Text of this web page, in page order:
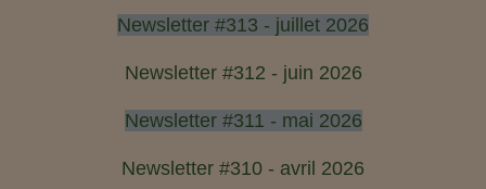
Newsletter #313 - juillet 2026
Newsletter #312 - juin 2026
Newsletter #311 - mai 2026
Newsletter #310 - avril 2026